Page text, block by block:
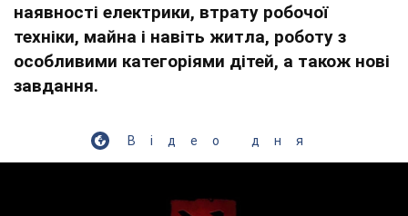
наявності електрики, втрату робочої
техніки, майна і навіть житла, роботу з
особливими категоріями дітей, а також нові
завдання.
Відео дня